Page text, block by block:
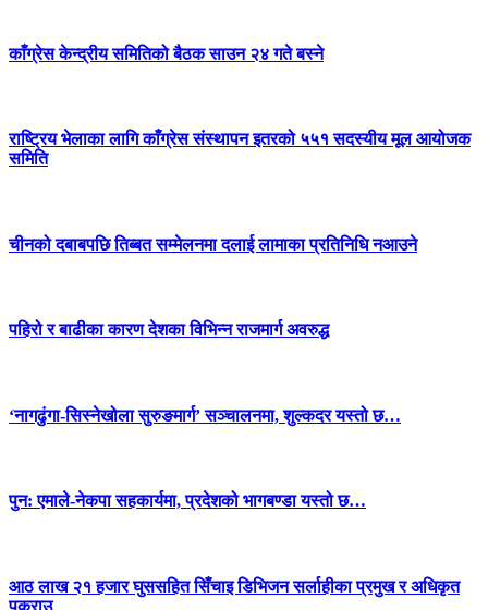
काँग्रेस केन्द्रीय समितिको बैठक साउन २४ गते बस्ने
राष्ट्रिय भेलाका लागि काँग्रेस संस्थापन इतरको ५५१ सदस्यीय मूल आयोजक
समिति
चीनको दबाबपछि तिब्बत सम्मेलनमा दलाई लामाका प्रतिनिधि नआउने
पहिरो र बाढीका कारण देशका विभिन्न राजमार्ग अवरुद्ध
‘नागढुंगा-सिस्नेखोला सुरुङमार्ग’ सञ्चालनमा, शुल्कदर यस्तो छ…
पुन: एमाले-नेकपा सहकार्यमा, प्रदेशको भागबण्डा यस्तो छ…
आठ लाख २१ हजार घुससहित सिँचाइ डिभिजन सर्लाहीका प्रमुख र अधिकृत
पक्राउ